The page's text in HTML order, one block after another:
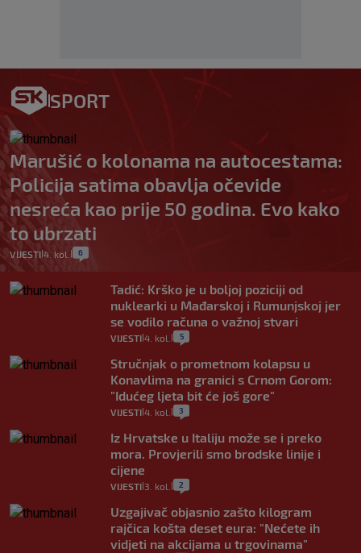
SPORT
Marušić o kolonama na autocestama:
Policija satima obavlja očevide
nesreća kao prije 50 godina. Evo kako
to ubrzati
VIJESTI 4. kol. 6
Tadić: Krško je u boljoj poziciji od
nuklearki u Mađarskoj i Rumunjskoj jer
se vodilo računa o važnoj stvari
VIJESTI 4. kol. 5
Stručnjak o prometnom kolapsu u
Konavlima na granici s Crnom Gorom:
"Idućeg ljeta bit će još gore"
VIJESTI 4. kol. 3
Iz Hrvatske u Italiju može se i preko
mora. Provjerili smo brodske linije i
cijene
VIJESTI 3. kol. 2
Uzgajivač objasnio zašto kilogram
rajčica košta deset eura: "Nećete ih
vidjeti na akcijama u trgovinama"